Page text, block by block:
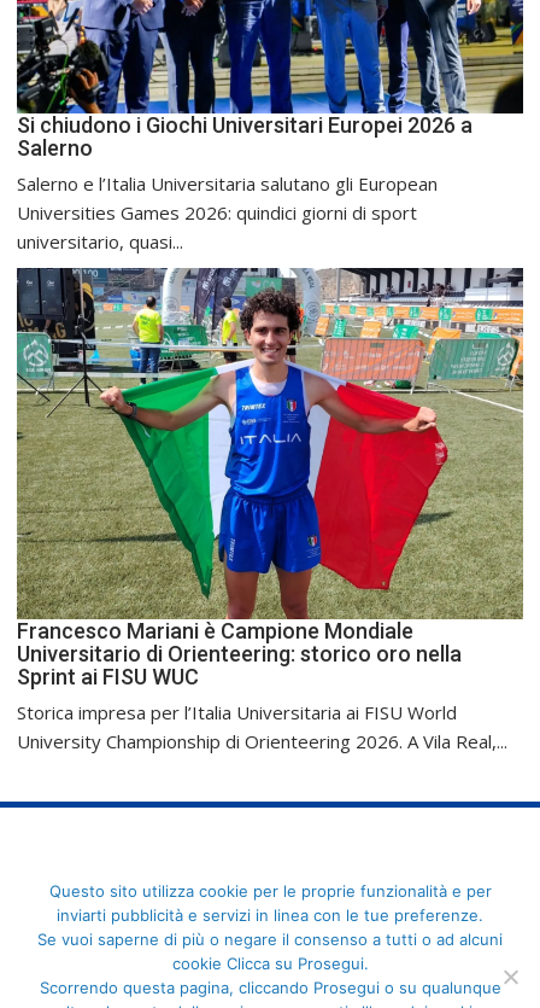
Si chiudono i Giochi Universitari Europei 2026 a
Salerno
Salerno e l’Italia Universitaria salutano gli European
Universities Games 2026: quindici giorni di sport
universitario, quasi...
Francesco Mariani è Campione Mondiale
Universitario di Orienteering: storico oro nella
Sprint ai FISU WUC
Storica impresa per l’Italia Universitaria ai FISU World
University Championship di Orienteering 2026. A Vila Real,...
FederCUSI: Federazione Italiana dello Sport Universitario - Via
Angelo Brofferio, 7 - 00195 Roma - C.F. 80109270589
Questo sito utilizza cookie per le proprie funzionalità e per
inviarti pubblicità e servizi in linea con le tue preferenze.
Se vuoi saperne di più o negare il consenso a tutti o ad alcuni
cookie Clicca su Prosegui.
Scorrendo questa pagina, cliccando Prosegui o su qualunque